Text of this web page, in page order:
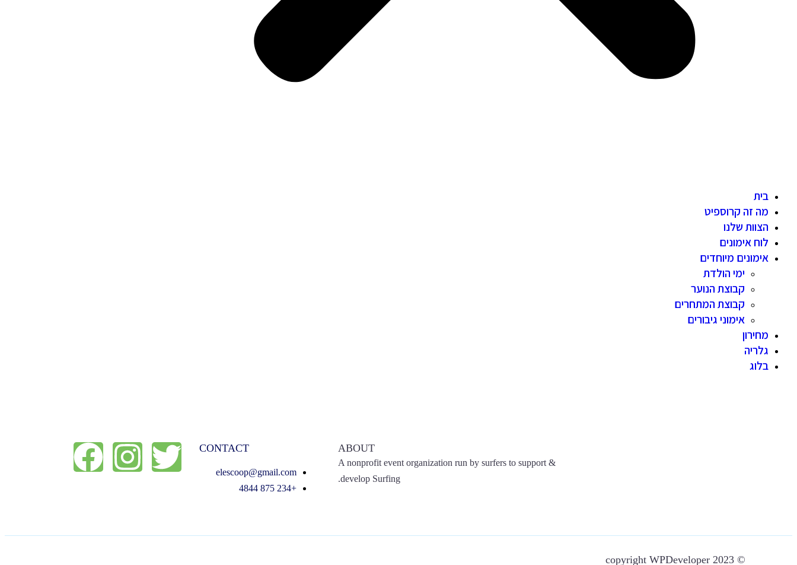
בית
מה זה קרוספיט
הצוות שלנו
לוח אימונים
אימונים מיוחדים
ימי הולדת
קבוצת הנוער
קבוצת המתחרים
אימוני גיבורים
מחירון
גלריה
בלוג
ABOUT
A nonprofit event organization run by surfers to support &
develop Surfing.
CONTACT
elescoop@gmail.com
+234 875 4844
© copyright WPDeveloper 2023